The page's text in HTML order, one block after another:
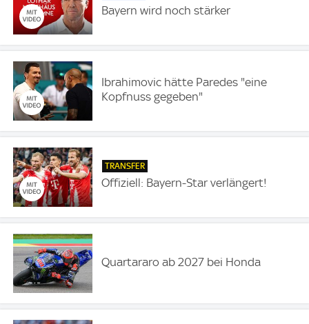
Bayern wird noch stärker
Ibrahimovic hätte Paredes "eine
Kopfnuss gegeben"
TRANSFER
Offiziell: Bayern-Star verlängert!
Quartararo ab 2027 bei Honda